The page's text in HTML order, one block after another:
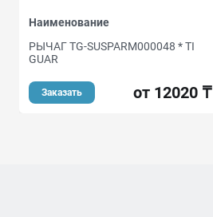
Наименование
РЫЧАГ TG-SUSPARM000048 * TI
GUAR
Заказать от 12020 ₸